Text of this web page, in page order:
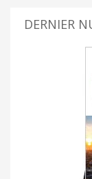
DERNIER